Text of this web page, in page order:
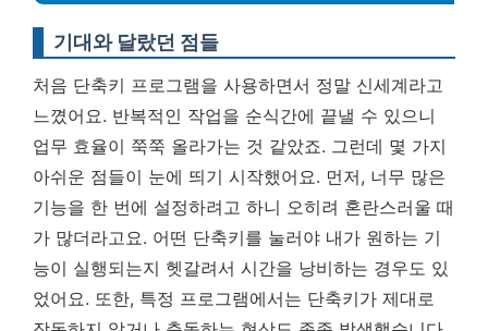
기대와 달랐던 점들
처음 단축키 프로그램을 사용하면서 정말 신세계라고
느꼈어요. 반복적인 작업을 순식간에 끝낼 수 있으니
업무 효율이 쭉쭉 올라가는 것 같았죠. 그런데 몇 가지
아쉬운 점들이 눈에 띄기 시작했어요. 먼저, 너무 많은
기능을 한 번에 설정하려고 하니 오히려 혼란스러울 때
가 많더라고요. 어떤 단축키를 눌러야 내가 원하는 기
능이 실행되는지 헷갈려서 시간을 낭비하는 경우도 있
었어요. 또한, 특정 프로그램에서는 단축키가 제대로